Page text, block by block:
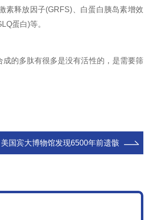
素释放因子(GRFS)、白蛋白胰岛素增效
蛋白)等。
的多肽有很多是没有活性的，是需要筛
美国宾大博物馆发现6500年前遗骸